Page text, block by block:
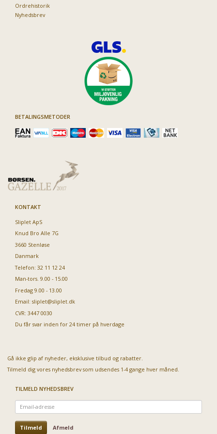
Ordrehistorik
Nyhedsbrev
BETALINGSMETODER
KONTAKT
Sliplet ApS
Knud Bro Alle 7G
3660 Stenløse
Danmark
Telefon: 32 11 12 24
Man-tors. 9.00 - 15.00
Fredag 9.00 - 13.00
Email: sliplet@sliplet.dk
CVR: 3447 0030
Du får svar inden for 24 timer på hverdage
Gå ikke glip af nyheder, eksklusive tilbud og rabatter.
Tilmeld dig vores nyhedsbrev som udsendes 1-4 gange hver måned.
TILMELD NYHEDSBREV
Email-
adresse
Tilmeld Afmeld